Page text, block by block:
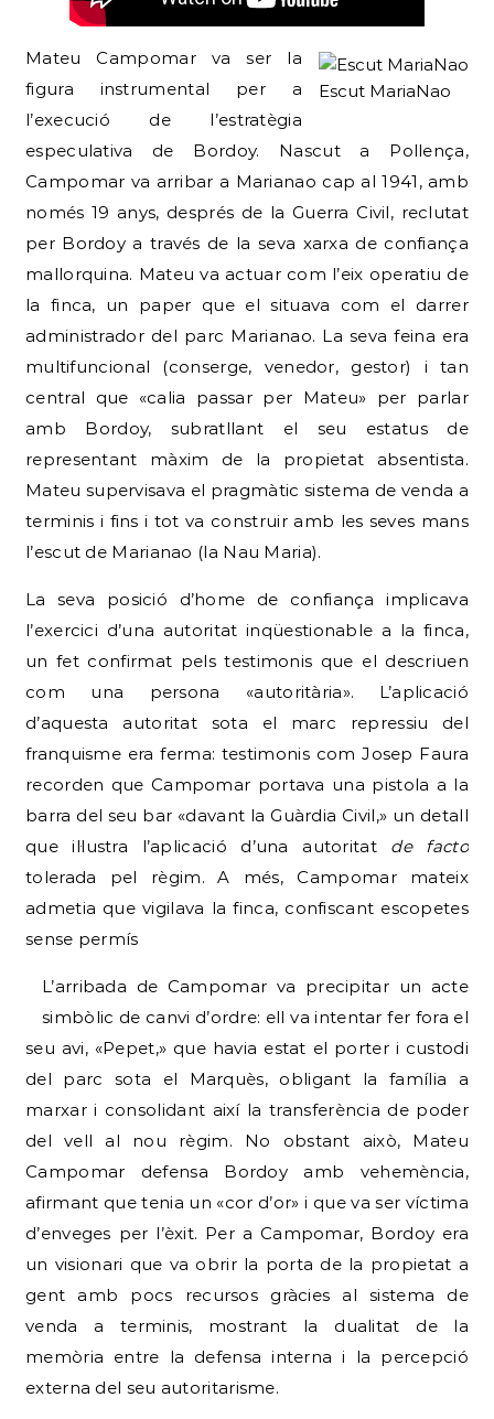
Escut MariaNao
Mateu Campomar va ser la
figura instrumental per a
l’execució de l’estratègia
especulativa de Bordoy. Nascut a Pollença,
Campomar va arribar a Marianao cap al 1941, amb
només 19 anys, després de la Guerra Civil, reclutat
per Bordoy a través de la seva xarxa de confiança
mallorquina. Mateu va actuar com l’eix operatiu de
la finca, un paper que el situava com el darrer
administrador del parc Marianao. La seva feina era
multifuncional (conserge, venedor, gestor) i tan
central que «calia passar per Mateu» per parlar
amb Bordoy, subratllant el seu estatus de
representant màxim de la propietat absentista.
Mateu supervisava el pragmàtic sistema de venda a
terminis i fins i tot va construir amb les seves mans
l’escut de Marianao (la Nau Maria).
La seva posició d’home de confiança implicava
l’exercici d’una autoritat inqüestionable a la finca,
un fet confirmat pels testimonis que el descriuen
com una persona «autoritària».
L’aplicació
d’aquesta autoritat sota el marc repressiu del
franquisme era ferma: testimonis com Josep Faura
recorden que Campomar portava una pistola a la
barra del seu bar «davant la Guàrdia Civil,» un detall
que il·lustra l’aplicació d’una autoritat de facto
tolerada pel règim.
A més, Campomar mateix
admetia que vigilava la finca, confiscant escopetes
sense permís
L’arribada de Campomar va precipitar un acte
simbòlic de canvi d’ordre: ell va intentar fer fora el
seu avi, «Pepet,» que havia estat el porter i custodi
del parc sota el Marquès, obligant la família a
marxar i consolidant així la transferència de poder
del vell al nou règim. No obstant això, Mateu
Campomar defensa Bordoy amb vehemència,
afirmant que tenia un «cor d’or» i que va ser víctima
d’enveges per l’èxit. Per a Campomar, Bordoy era
un visionari que va obrir la porta de la propietat a
gent amb pocs recursos gràcies al sistema de
venda a terminis, mostrant la dualitat de la
memòria entre la defensa interna i la percepció
externa del seu autoritarisme.